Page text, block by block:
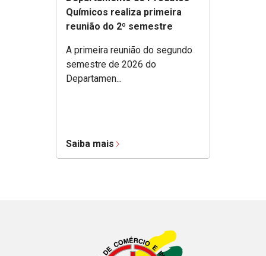
Químicos realiza primeira
reunião do 2º semestre
A primeira reunião do segundo
semestre de 2026 do
Departamen...
Saiba mais